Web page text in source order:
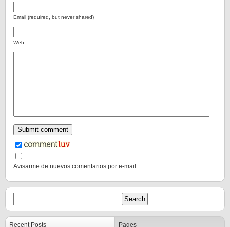
Email (required, but never shared)
Web
Avisarme de nuevos comentarios por e-mail
Recent Posts Pages